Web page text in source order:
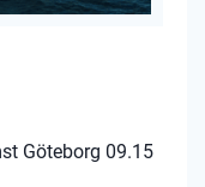
Göteborg 09.15